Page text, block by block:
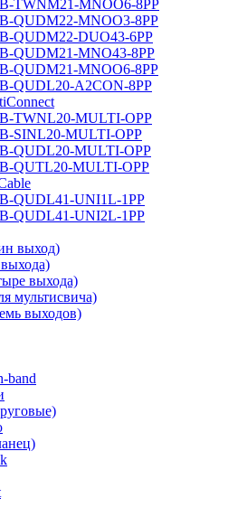
TWNM21-MNOO6-8PP
QUDM22-MNOO3-8PP
QUDM22-DUO43-6PP
QUDM21-MNO43-8PP
QUDM21-MNOO6-8PP
QUDL20-A2CON-8PP
TWNL20-MULTI-OPP
SINL20-MULTI-OPP
QUDL20-MULTI-OPP
QUTL20-MULTI-OPP
QUDL41-UNI1L-1PP
QUDL41-UNI2L-1PP
выход)
выхода)
мультисвича)
выходов)
band